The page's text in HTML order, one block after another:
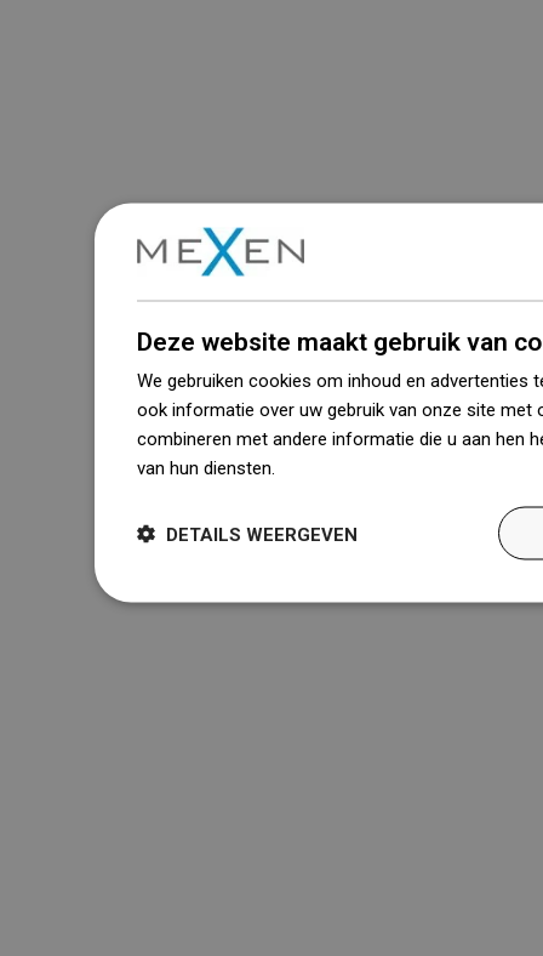
Deze website maakt gebruik van
We gebruiken cookies om inhoud en advertenties
ook informatie over uw gebruik van onze site met
combineren met andere informatie die u aan hen
van hun diensten.
DETAILS WEERGEVEN